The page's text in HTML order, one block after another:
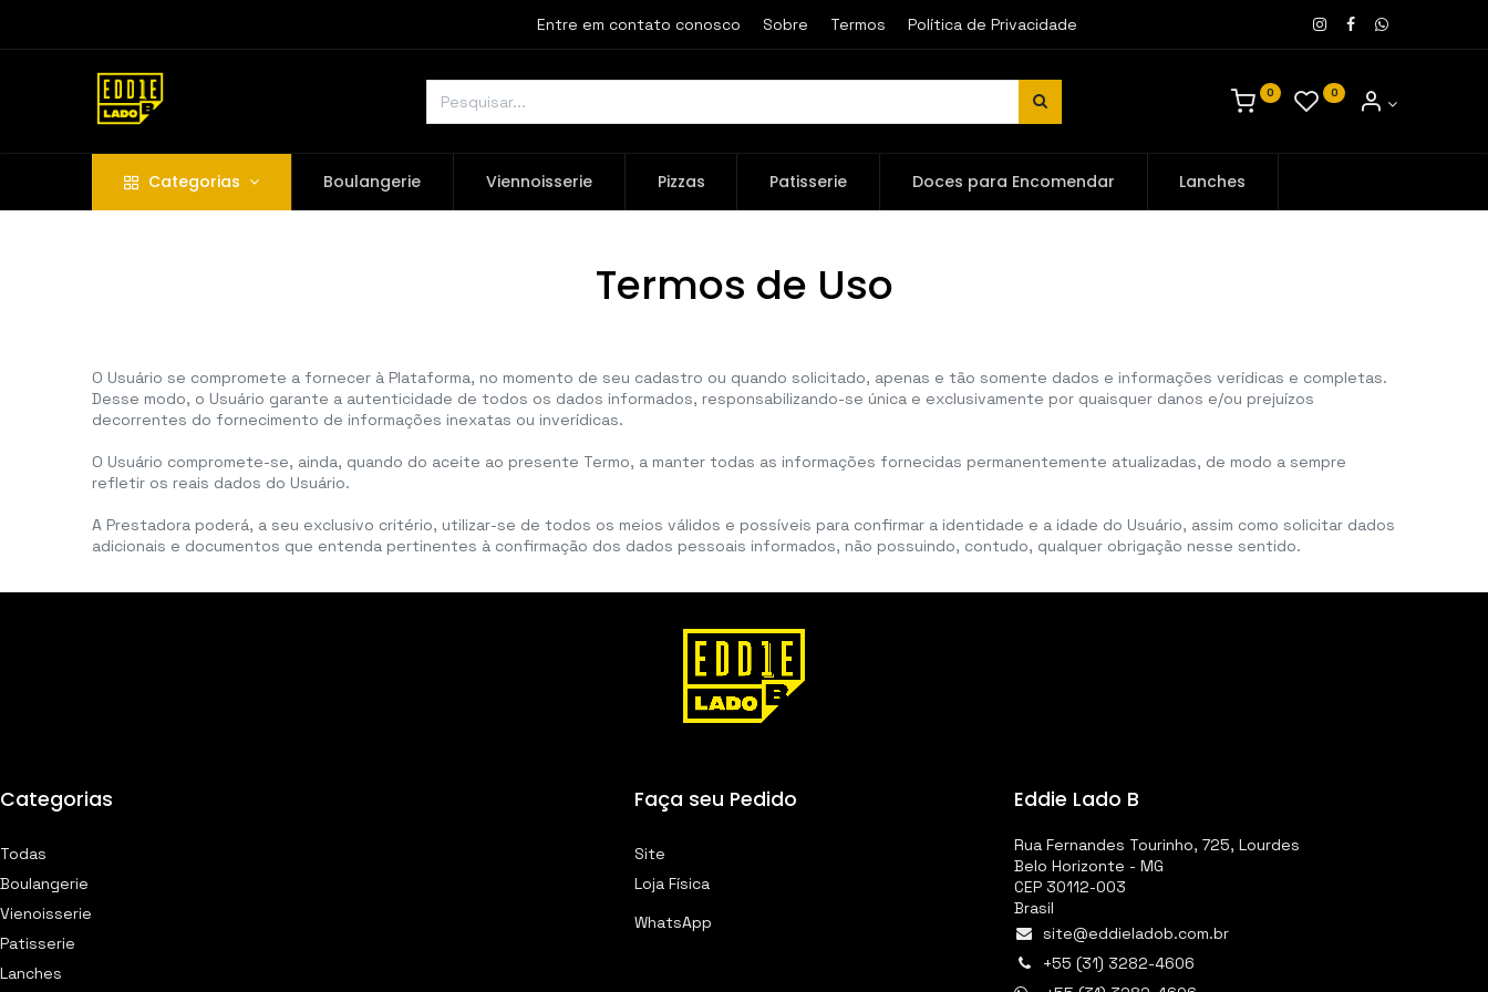
Entre em contato conosco Sobre Termos Política de Privacidade
0 0
Categorias Boulangerie Viennoisserie Pizzas Patisserie Doces para Encomendar Lanches
Termos de Uso
O Usuário se compromete a fornecer à Plataforma, no momento de seu cadastro ou quando solicitado, apenas e tão somente dados e informações verídicas e completas.
Desse modo, o Usuário garante a autenticidade de todos os dados informados, responsabilizando-se única e exclusivamente por quaisquer danos e/ou prejuízos
decorrentes do fornecimento de informações inexatas ou inverídicas.
O Usuário compromete-se, ainda, quando do aceite ao presente Termo, a manter todas as informações fornecidas permanentemente atualizadas, de modo a sempre
refletir os reais dados do Usuário.
A Prestadora poderá, a seu exclusivo critério, utilizar-se de todos os meios válidos e possíveis para confirmar a identidade e a idade do Usuário, assim como solicitar dados
adicionais e documentos que entenda pertinentes à confirmação dos dados pessoais informados, não possuindo, contudo, qualquer obrigação nesse sentido.
Categorias
Todas
Boulangerie
Vienoisserie
Patisserie
Lanches
Faça seu Pedido
Site
Loja Física
WhatsApp
Eddie Lado B
Rua Fernandes Tourinho, 725, Lourdes
Belo Horizonte - MG
CEP 30112-003
Brasil
site@eddieladob.com.br
+55 (31) 3282-4606